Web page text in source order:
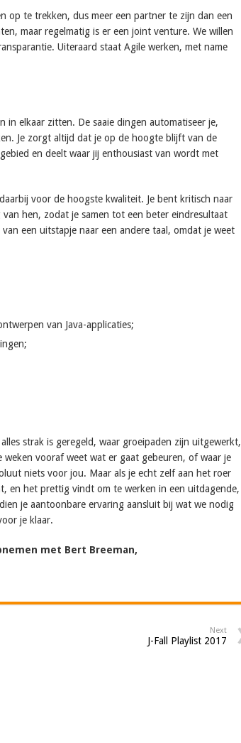
op te trekken, dus meer een partner te zijn dan een
maar regelmatig is er een joint venture. We willen
Uiteraard staat Agile werken, met name
in elkaar zitten. De saaie dingen automatiseer je,
Je zorgt altijd dat je op de hoogte blijft van de
en deelt waar jij enthousiast van wordt met
voor de hoogste kwaliteit. Je bent kritisch naar
hen, zodat je samen tot een beter eindresultaat
een uitstapje naar een andere taal, omdat je weet
van Java-applicaties;
strak is geregeld, waar groeipaden zijn uitgewerkt,
weken vooraf weet wat er gaat gebeuren, of waar je
niets voor jou. Maar als je echt zelf aan het roer
en het prettig vindt om te werken in een uitdagende,
je aantoonbare ervaring aansluit bij wat we nodig
je klaar.
met Bert Breeman,
Next
J-Fall Playlist 2017